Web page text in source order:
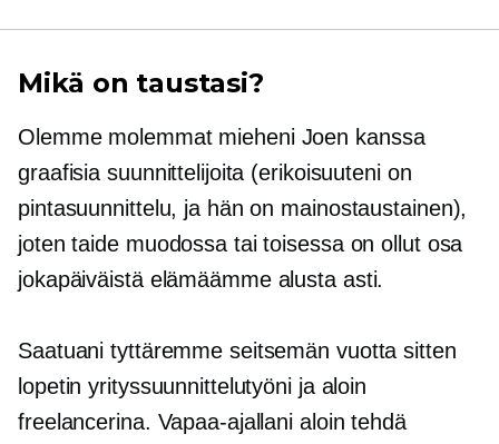
Mikä on taustasi?
Olemme molemmat mieheni Joen kanssa
graafisia suunnittelijoita (erikoisuuteni on
pintasuunnittelu, ja hän on mainostaustainen),
joten taide muodossa tai toisessa on ollut osa
jokapäiväistä elämäämme alusta asti.
Saatuani tyttäremme seitsemän vuotta sitten
lopetin yrityssuunnittelutyöni ja aloin
freelancerina. Vapaa-ajallani aloin tehdä